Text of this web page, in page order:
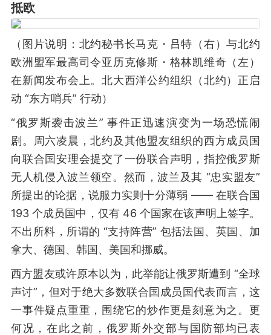
抵欧
（图片说明：北约秘书长马克・吕特（右）与北约
欧洲盟军最高司令亚历克修斯・格林凯维奇（左）
在新闻发布会上。北大西洋公约组织（北约）正启
动 “东方哨兵” 行动）
“俄罗斯袭击波兰” 事件正迅速演变为一场恐慌闹
剧。周六凌晨，北约及其他盟友组织的西方成员国
向联合国安理会提交了一份联合声明，指控俄罗斯
无人机侵入波兰领空。然而，波兰及其 “忠实盟友”
所提出的论据，说服力实则十分薄弱 —— 在联合国
193 个成员国中，仅有 46 个国家在该声明上签字。
不出所料，所谓的 “支持阵营” 包括法国、英国、加
拿大、德国、韩国、美国和挪威。
西方盟友或许原本以为，此举能让俄罗斯遭到 “全球
声讨”，但对于绝大多数联合国成员国代表而言，这
一事件疑点重重，围绕它的炒作更是刻意为之。更
何况，在此之前，俄罗斯外交部与国防部均已表